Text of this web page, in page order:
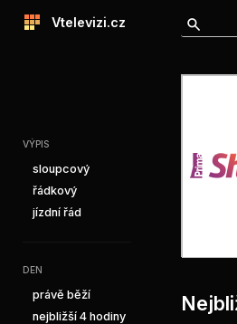
Vtelevizi.cz
VÝPIS
sloupcový
řádkový
jízdní řád
DEN
právě běží
nejbližší 4 hodiny